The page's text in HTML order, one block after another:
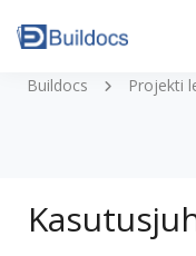
Buildocs
Projekti